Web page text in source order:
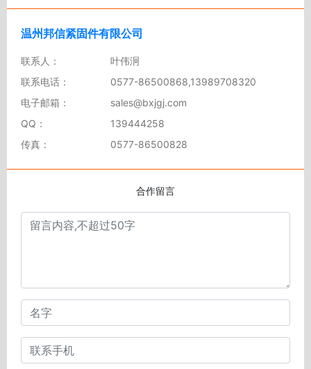
温州邦信紧固件有限公司
联系人：
叶伟泂
联系电话：
0577-86500868,13989708320
电子邮箱：
sales@bxjgj.com
QQ：
139444258
传真：
0577-86500828
合作留言